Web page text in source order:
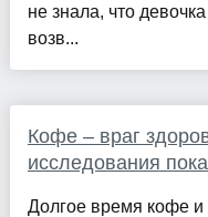
не знала, что
возв...
Кофе – враг
исследования
Долгое время кофе и